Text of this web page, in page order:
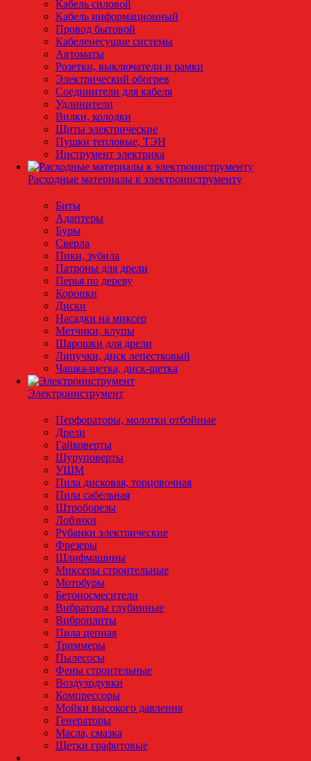
Кабель силовой
Кабель информационный
Провод бытовой
Кабеленесущие системы
Автоматы
Розетки, выключатели и рамки
Электрический обогрев
Соединители для кабеля
Удлинители
Вилки, колодки
Щиты электрические
Пушки тепловые, ТЭН
Инструмент электрика
Расходные материалы к электроинструменту
Биты
Адаптеры
Буры
Сверла
Пики, зубила
Патроны для дрели
Перья по дереву
Коронки
Диски
Насадки на миксер
Метчики, клупы
Шарошки для дрели
Липучки, диск лепестковый
Чашка-щетка, диск-щетка
Электроинструмент
Перфораторы, молотки отбойные
Дрели
Гайковерты
Шуруповерты
УШМ
Пила дисковая, торцовочная
Пила сабельная
Штроборезы
Лобзики
Рубанки электрические
Фрезеры
Шлифмашины
Миксеры строительные
Мотобуры
Бетоносмесители
Вибраторы глубинные
Виброплиты
Пила цепная
Триммеры
Пылесосы
Фены строительные
Воздуходувки
Компрессоры
Мойки высокого давления
Генераторы
Масла, смазка
Щетки графитовые